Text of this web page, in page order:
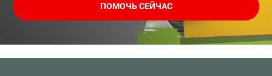
ПОМОЧЬ СЕЙЧАС